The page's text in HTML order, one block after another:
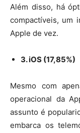
Além disso, há
compactíveis, um
Apple de vez.
3. iOS (17,85%)
Mesmo com
operacional da
assunto é
embarca os